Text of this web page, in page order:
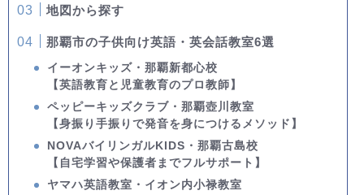
地図から探す
那覇市の子供向け英語・英会話教室6選
イーオンキッズ・那覇新都心校
【英語教育と児童教育のプロ教師】
ペッピーキッズクラブ・那覇壺川教室
【身振り手振りで発音を身につけるメソッド】
NOVAバイリンガルKIDS・那覇古島校
【自宅学習や保護者までフルサポート】
ヤマハ英語教室・イオン内小禄教室